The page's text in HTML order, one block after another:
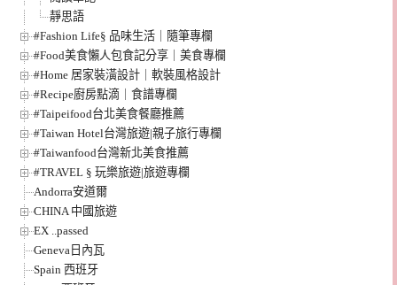
靜思語
#Fashion Life§ 品味生活｜隨筆專欄
#Food美食懶人包食記分享｜美食專欄
#Home 居家裝潢設計｜軟裝風格設計
#Recipe廚房點滴｜食譜專欄
#Taipeifood台北美食餐廳推薦
#Taiwan Hotel台灣旅遊|親子旅行專欄
#Taiwanfood台灣新北美食推薦
#TRAVEL § 玩樂旅遊|旅遊專欄
Andorra安道爾
CHINA 中國旅遊
EX ..passed
Geneva日內瓦
Spain 西班牙